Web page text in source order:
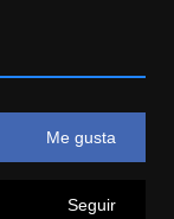
Me gusta
Seguir